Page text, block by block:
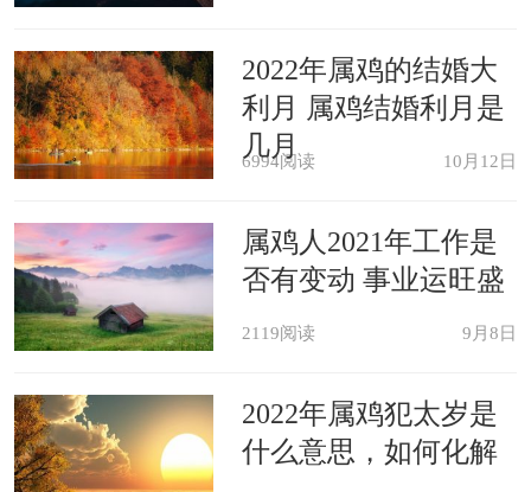
2022年属鸡的结婚大
利月 属鸡结婚利月是
几月
6994阅读 10月12日
属鸡人2021年工作是
否有变动 事业运旺盛
2119阅读 9月8日
2022年属鸡犯太岁是
什么意思，如何化解